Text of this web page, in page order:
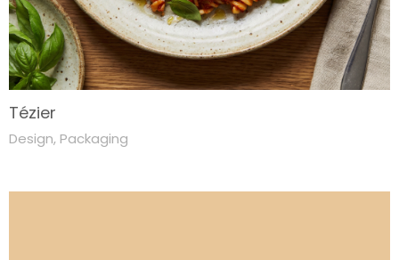
Tézier
Design, Packaging